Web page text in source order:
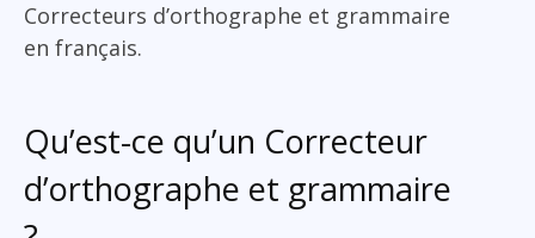
Correcteurs d’orthographe et grammaire
en français.
Qu’est-ce qu’un Correcteur
d’orthographe et grammaire